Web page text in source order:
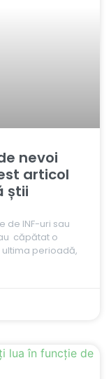
nevoi
articol
știi
de INF-uri sau
căpătat o
perioadă,